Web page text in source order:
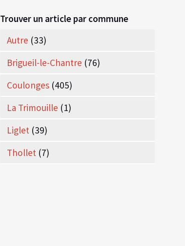
Trouver un article par commune
Autre (33)
Brigueil-le-Chantre (76)
Coulonges (405)
La Trimouille (1)
Liglet (39)
Thollet (7)